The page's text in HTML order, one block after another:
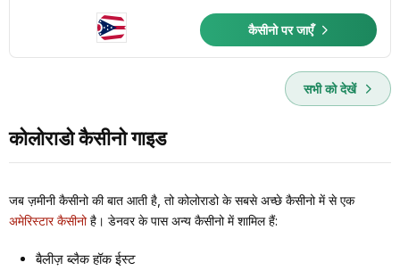
कैसीनो पर जाएँ
सभी को देखें
कोलोराडो कैसीनो गाइड
जब ज़मीनी कैसीनो की बात आती है, तो कोलोराडो के सबसे अच्छे कैसीनो में से एक
अमेरिस्टार कैसीनोहै। डेनवर के पास अन्य कैसीनो में शामिल हैं:
बैलीज़ ब्लैक हॉक ईस्ट